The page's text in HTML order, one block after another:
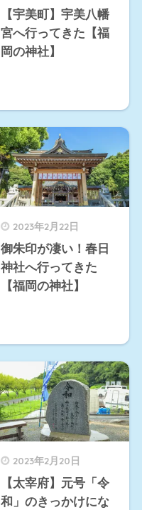
【宇美町】宇美八幡
宮へ行ってきた【福
岡の神社】
2023年2月22日
御朱印が凄い！春日
神社へ行ってきた
【福岡の神社】
2023年2月20日
【太宰府】元号「令
和」のきっかけにな